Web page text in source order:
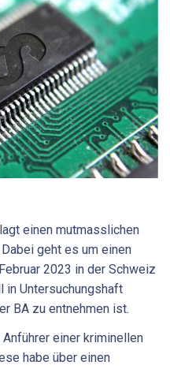
einen mutmasslichen
geht es um einen
2023 in der Schweiz
in Untersuchungshaft
BA zu entnehmen ist.
einer kriminellen
habe über einen